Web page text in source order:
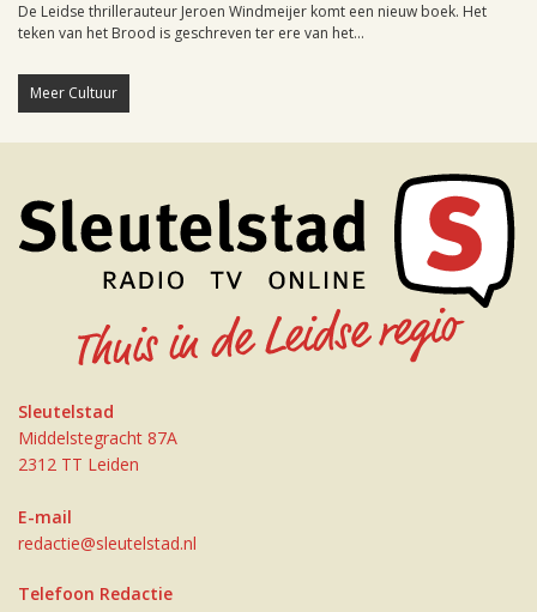
De Leidse thrillerauteur Jeroen Windmeijer komt een nieuw boek. Het
teken van het Brood is geschreven ter ere van het...
Meer Cultuur
Sleutelstad
Middelstegracht 87A
2312 TT Leiden
E-mail
redactie@sleutelstad.nl
Telefoon Redactie